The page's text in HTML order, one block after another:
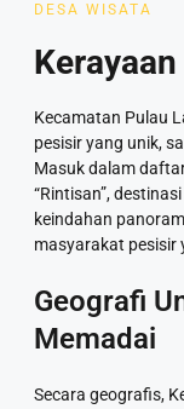
DESA WISATA
Kecamatan Pulau
pesisir yang unik,
Masuk dalam
“Rintisan”,
keindahan
masyarakat pesisir
Geografi
Memadai
Secara geografis,